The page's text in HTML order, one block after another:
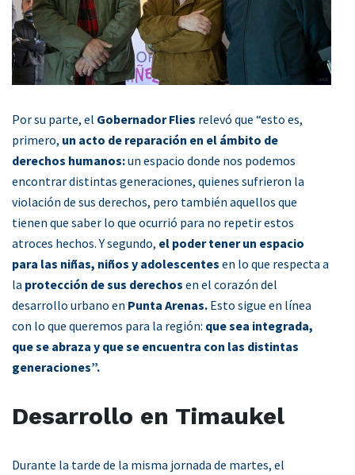
Por su parte, el Gobernador Flies relevó que “esto es,
primero, un acto de reparación en el ámbito de
derechos humanos:un espacio donde nos podemos
encontrar distintas generaciones, quienes sufrieron la
violación de sus derechos, pero también aquellos que
tienen que saber lo que ocurrió para no repetir estos
atroces hechos. Y segundo, el poder tener un espacio
para las niñas, niños y adolescentes en lo que respecta a
la protección de sus derechos en el corazón del
desarrollo urbano en Punta Arenas. Esto sigue en línea
con lo que queremos para la región: que sea integrada,
que se abraza y que se encuentra con las distintas
generaciones”.
Desarrollo en Timaukel
Durante la tarde de la misma jornada de martes, el